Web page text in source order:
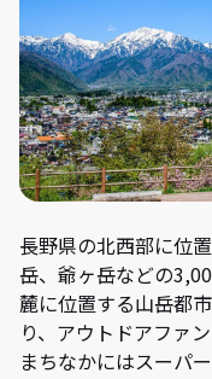
長野県の北西部に位
岳、爺ヶ岳などの
麓に位置する山岳都
り、アウトドアファ
まちなかにはスーパ